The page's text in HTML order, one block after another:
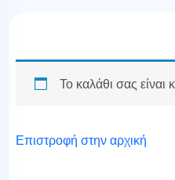
Το καλάθι σας είναι
Επιστροφή στην αρχική